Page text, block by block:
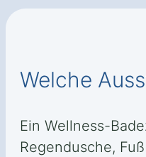
Welche
Ein Wellness-
Regendusche,